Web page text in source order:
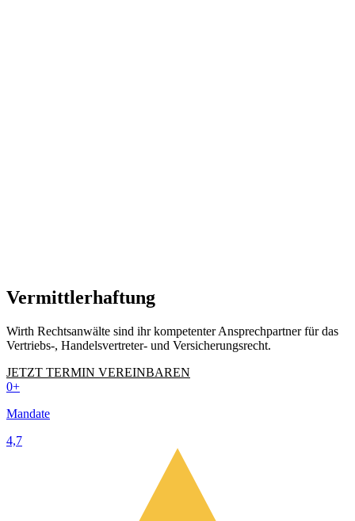
Vermittlerhaftung
Wirth Rechtsanwälte sind ihr kompetenter Ansprechpartner für das
Vertriebs-, Handelsvertreter- und Versicherungsrecht.
JETZT TERMIN VEREINBAREN
0+
Mandate
4,7